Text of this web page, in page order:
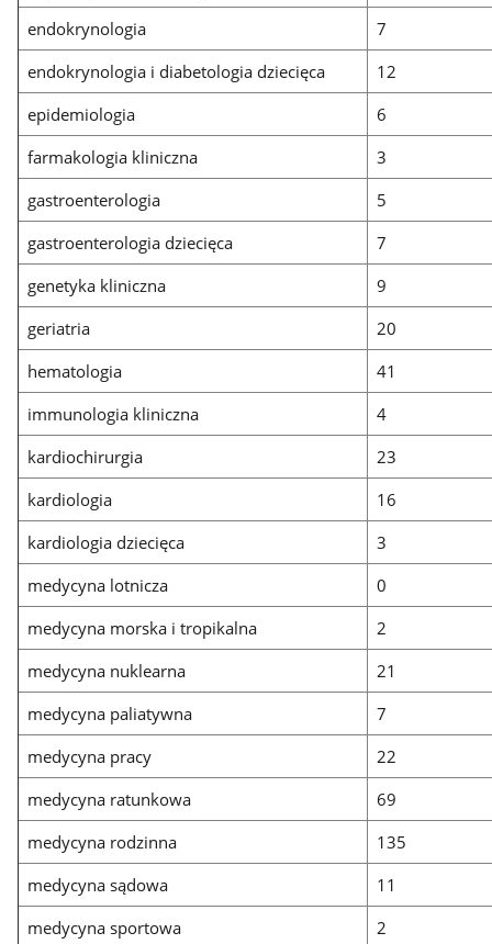
endokrynologia
7
endokrynologia i diabetologia dziecięca
12
epidemiologia
6
farmakologia kliniczna
3
gastroenterologia
5
gastroenterologia dziecięca
7
genetyka kliniczna
9
geriatria
20
hematologia
41
immunologia kliniczna
4
kardiochirurgia
23
kardiologia
16
kardiologia dziecięca
3
medycyna lotnicza
0
medycyna morska i tropikalna
2
medycyna nuklearna
21
medycyna paliatywna
7
medycyna pracy
22
medycyna ratunkowa
69
medycyna rodzinna
135
medycyna sądowa
11
medycyna sportowa
2